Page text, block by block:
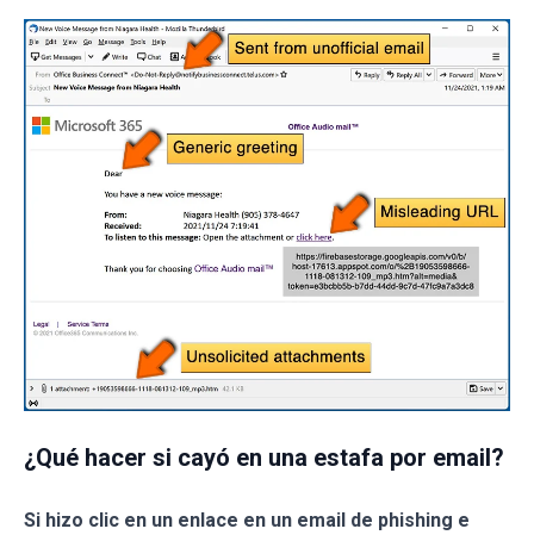
¿Qué hacer si cayó en una estafa por email?
Si hizo clic en un enlace en un email de phishing e